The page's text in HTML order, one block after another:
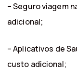
– Seguro viagem
adicional;
– Aplicativos de
custo adicional;